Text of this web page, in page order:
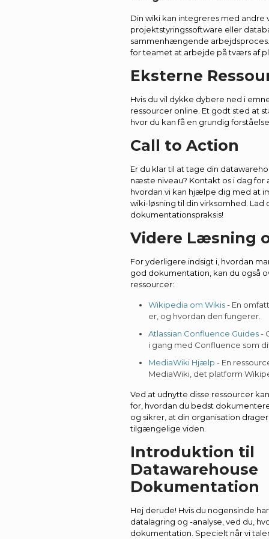
Din wiki kan integreres med
projektstyringssoftware eller
sammenhængende
for teamet at arbejde på tværs af
Eksterne
Hvis du vil dykke dybere ned i
ressourcer online. Et godt sted at
hvor du kan få en grundig
Call to Action
Er du klar til at tage din
næste niveau? Kontakt os i dag for
hvordan vi kan hjælpe dig med at
wiki-løsning til din virksomhed.
dokumentationspraksis!
Videre Læsning
For yderligere indsigt i, hvordan
god dokumentation, kan du også
ressourcer:
Wikipedia om Wikis- En
er, og hvordan den fungerer.
Atlassian Confluence Guides-
i gang med Confluence som
MediaWiki Hjælp - En
MediaWiki, det platform
Ved at udnytte disse ressourcer
for, hvordan du bedst
og sikrer, at din organisation
tilgængelige viden.
Introduktion til
Datawarehouse
Dokumentation
Hej derude! Hvis du nogensinde
datalagring og -analyse, ved du,
dokumentation. Specielt når vi